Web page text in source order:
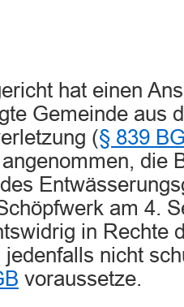
hat einen
Gemeinde aus
(§ 839
die
am 4.
in Rechte
nicht
voraussetze.